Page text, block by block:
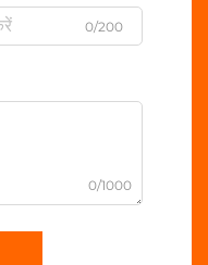
0/200
0/1000